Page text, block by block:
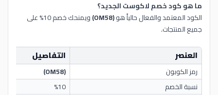
ما هو كود خصم لاكوست الجديد؟
الكود المعتمد والفعال حالياً هو(OM58)
ويمنحك خصم 10% على
جميع المنتجات.
العنصر التفاصيل
رمز الكوبون
(OM58)
نسبة الخصم
%10